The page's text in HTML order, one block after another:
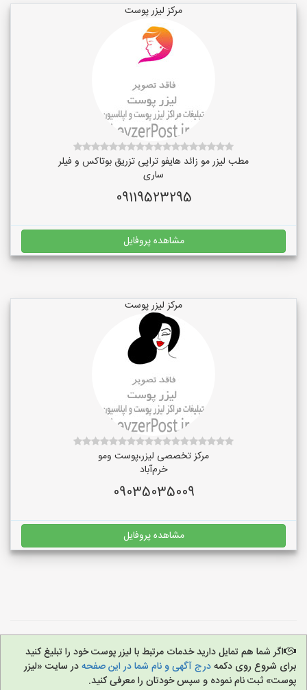
مرکز لیزر پوست
مطب لیزر مو زائد هایفو تراپی تزریق بوتاکس و فیلر
ساری
09119523295
مشاهده پروفایل
مرکز لیزر پوست
مرکز تخصصی لیزر،پوست و‌مو
خرم‌آباد
09035035009
مشاهده پروفایل
اگر شما هم تمایل دارید خدمات مرتبط با لیزر پوست خود را تبلیغ کنید
برای شروع روی دکمهدرج آگهی و نام شما در این صفحهدر سایت «لیزر
پوست» ثبت نام نموده و سپس خودتان را معرفی کنید.